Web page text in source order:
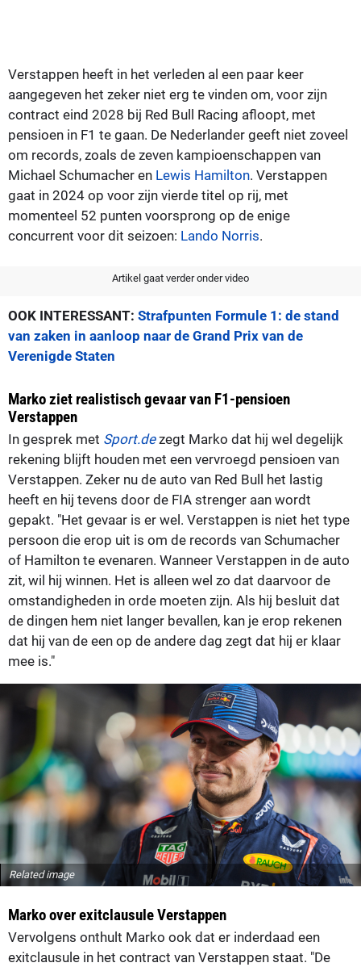
Verstappen heeft in het verleden al een paar keer
aangegeven het zeker niet erg te vinden om, voor zijn
contract eind 2028 bij Red Bull Racing afloopt, met
pensioen in F1 te gaan. De Nederlander geeft niet zoveel
om records, zoals de zeven kampioenschappen van
Michael Schumacher en Lewis Hamilton. Verstappen
gaat in 2024 op voor zijn vierde titel op rij, met
momenteel 52 punten voorsprong op de enige
concurrent voor dit seizoen: Lando Norris.
Artikel gaat verder onder video
OOK INTERESSANT: Strafpunten Formule 1: de stand
van zaken in aanloop naar de Grand Prix van de
Verenigde Staten
Marko ziet realistisch gevaar van F1-pensioen
Verstappen
In gesprek met Sport.dezegt Marko dat hij wel degelijk
rekening blijft houden met een vervroegd pensioen van
Verstappen. Zeker nu de auto van Red Bull het lastig
heeft en hij tevens door de FIA strenger aan wordt
gepakt. "Het gevaar is er wel. Verstappen is niet het type
persoon die erop uit is om de records van Schumacher
of Hamilton te evenaren. Wanneer Verstappen in de auto
zit, wil hij winnen. Het is alleen wel zo dat daarvoor de
omstandigheden in orde moeten zijn. Als hij besluit dat
de dingen hem niet langer bevallen, kan je erop rekenen
dat hij van de een op de andere dag zegt dat hij er klaar
mee is."
Related image
Marko over exitclausule Verstappen
Vervolgens onthult Marko ook dat er inderdaad een
exitclausule in het contract van Verstappen staat. "De